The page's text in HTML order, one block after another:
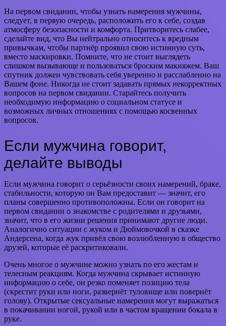
На первом свидании, чтобы узнать намерения мужчины,
следует, в первую очередь, расположить его к себе, создав
атмосферу безопасности и комфорта. Притворитесь слабее,
сделайте вид, что Вы нейтрально относитесь к вредным
привычкам, чтобы партнёр проявил свою истинную суть,
вместо маскировки. Помните, что не стоит выглядеть
слишком вызывающе и пользоваться броским макияжем. Ваш
спутник должен чувствовать себя уверенно и расслабленно на
Вашем фоне. Никогда не стоит задавать прямых некорректных
вопросов на первом свидании. Старайтесь получить
необходимую информацию о социальном статусе и
возможных личных отношениях с помощью косвенных
вопросов.
Если мужчина говорит,
делайте выводы
Если мужчина говорит о серьёзности своих намерений, браке,
стабильности, которую он Вам предоставит — значит, его
планы совершенно противоположны. Если он говорит на
первом свидании о знакомстве с родителями и друзьями,
значит, что в его жизни решения принимают другие люди.
Аналогично ситуации с жуком и Дюймовочкой в сказке
Андерсена, когда жук привёл свою возлюбленную в общество
друзей, которые её раскритиковали.
Очень многое о мужчине можно узнать по его жестам и
телесным реакциям. Когда мужчина скрывает истинную
информацию о себе, он резко поменяет позицию тела
(скрестит руки или ноги, развернёт туловище или повернёт
голову). Открытые сексуальные намерения могут выражаться
в покачивании ногой, рукой или в частом вращении бокала в
руке.